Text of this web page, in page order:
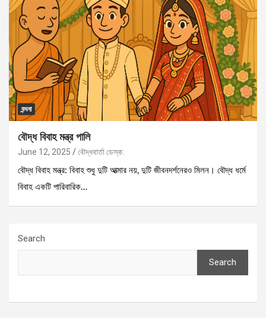
বন্দনা
বৌদ্ধ বিবাহ মন্ত্র পালি
June 12, 2025 বৌদ্ধবার্তা ডেস্ক:
বৌদ্ধ বিবাহ মন্ত্র: বিবাহ শুধু দুটি আত্মার নয়, দুটি জীবনদর্শনেরও মিলন। বৌদ্ধ ধর্মে
বিবাহ একটি পারিবারিক…
Search
Search